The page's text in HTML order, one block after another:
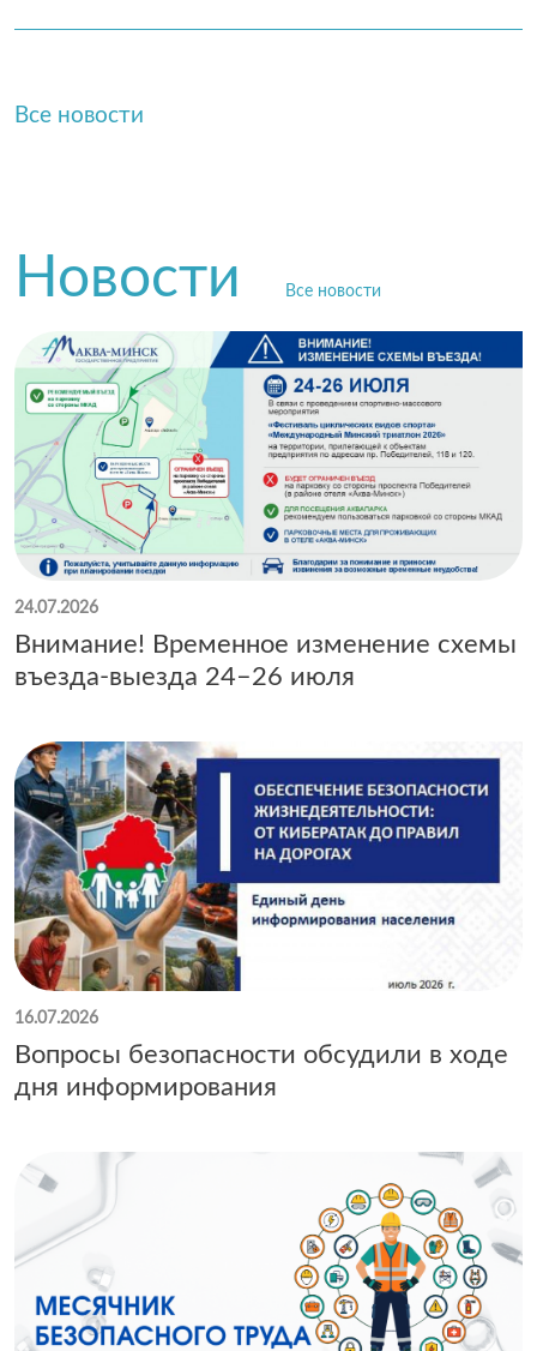
Все новости
Новости Все новости
24.07.2026
Внимание! Временное изменение схемы
въезда-выезда 24–26 июля
16.07.2026
Вопросы безопасности обсудили в ходе
дня информирования